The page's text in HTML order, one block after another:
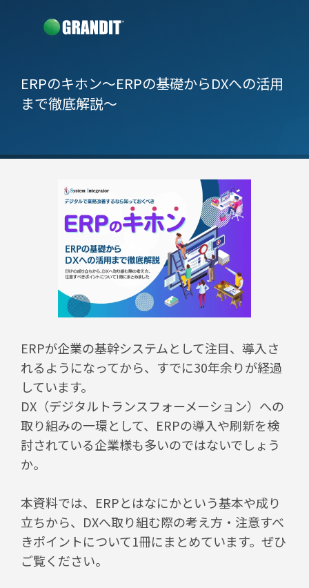
ERPのキホン～ERPの基礎からDXへの活用
まで徹底解説～
ERPが企業の基幹システムとして注目、導入さ
れるようになってから、すでに30年余りが経過
しています。
DX（デジタルトランスフォーメーション）への
取り組みの一環として、ERPの導入や刷新を検
討されている企業様も多いのではないでしょう
か。
本資料では、ERPとはなにかという基本や成り
立ちから、DXへ取り組む際の考え方・注意すべ
きポイントについて1冊にまとめています。ぜひ
ご覧ください。